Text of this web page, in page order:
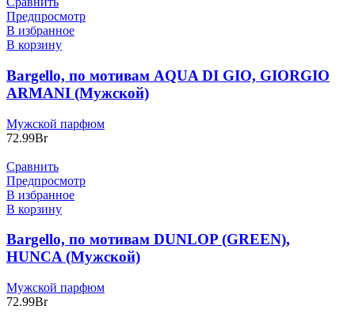
Предпросмотр
В избранное
В корзину
Bargello, по мотивам AQUA DI GIO, GIORGIO
ARMANI (Мужской)
Мужской парфюм
72.99Br
Сравнить
Предпросмотр
В избранное
В корзину
Bargello, по мотивам DUNLOP (GREEN),
HUNCA (Мужской)
Мужской парфюм
72.99Br